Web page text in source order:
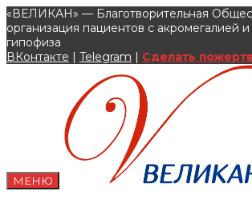
«ВЕЛИКАН» — Благотворительная
организация пациентов с акромегалией
гипофиза
ВКонтакте | Telegram | Сделать
МЕНЮ